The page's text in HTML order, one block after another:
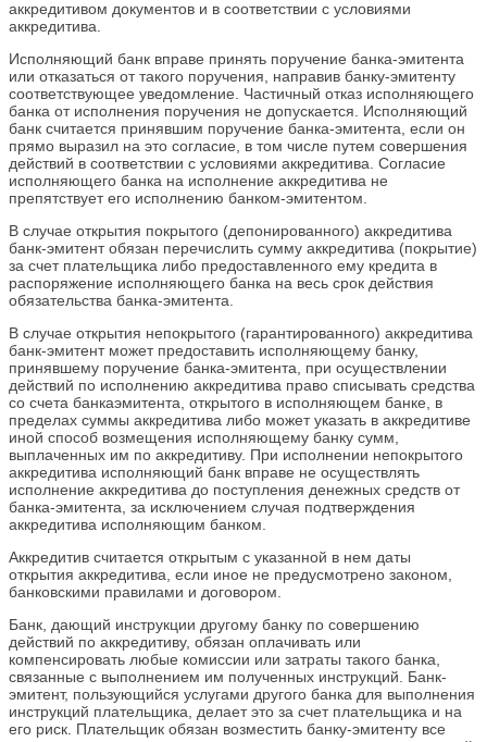
аккредитивом документов и в соответствии с условиями
аккредитива.
Исполняющий банк вправе принять поручение банка-эмитента
или отказаться от такого поручения, направив банку-эмитенту
соответствующее уведомление. Частичный отказ исполняющего
банка от исполнения поручения не допускается. Исполняющий
банк считается принявшим поручение банка-эмитента, если он
прямо выразил на это согласие, в том числе путем совершения
действий в соответствии с условиями аккредитива. Согласие
исполняющего банка на исполнение аккредитива не
препятствует его исполнению банком-эмитентом.
В случае открытия покрытого (депонированного) аккредитива
банк-эмитент обязан перечислить сумму аккредитива (покрытие)
за счет плательщика либо предоставленного ему кредита в
распоряжение исполняющего банка на весь срок действия
обязательства банка-эмитента.
В случае открытия непокрытого (гарантированного) аккредитива
банк-эмитент может предоставить исполняющему банку,
принявшему поручение банка-эмитента, при осуществлении
действий по исполнению аккредитива право списывать средства
со счета банкаэмитента, открытого в исполняющем банке, в
пределах суммы аккредитива либо может указать в аккредитиве
иной способ возмещения исполняющему банку сумм,
выплаченных им по аккредитиву. При исполнении непокрытого
аккредитива исполняющий банк вправе не осуществлять
исполнение аккредитива до поступления денежных средств от
банка-эмитента, за исключением случая подтверждения
аккредитива исполняющим банком.
Аккредитив считается открытым с указанной в нем даты
открытия аккредитива, если иное не предусмотрено законом,
банковскими правилами и договором.
Банк, дающий инструкции другому банку по совершению
действий по аккредитиву, обязан оплачивать или
компенсировать любые комиссии или затраты такого банка,
связанные с выполнением им полученных инструкций. Банк-
эмитент, пользующийся услугами другого банка для выполнения
инструкций плательщика, делает это за счет плательщика и на
его риск. Плательщик обязан возместить банку-эмитенту все